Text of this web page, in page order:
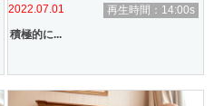
2022.07.01
再生時間：14:00s
積極的に...